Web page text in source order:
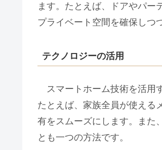
ます。たとえば、ドアやパー
プライベート空間を確保しつ
テクノロジーの活用
スマートホーム技術を活用
たとえば、家族全員が使える
有をスムーズにします。また
とも一つの方法です。